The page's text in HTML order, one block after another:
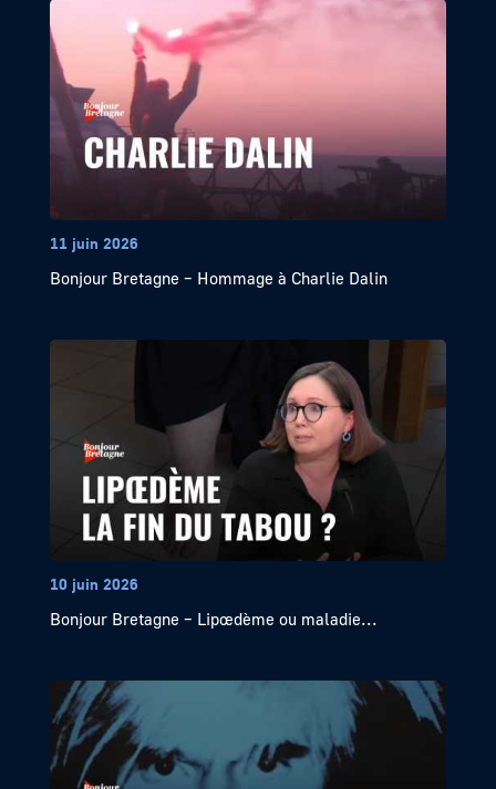
11 juin 2026
Bonjour Bretagne – Hommage à Charlie Dalin
10 juin 2026
Bonjour Bretagne – Lipœdème ou maladie...